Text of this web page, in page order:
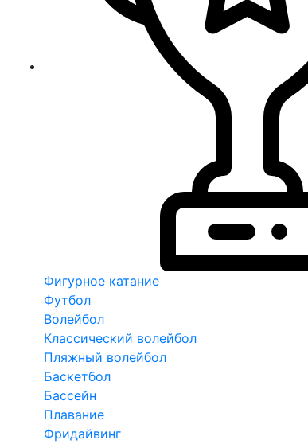
Фигурное катание
Футбол
Волейбол
Классический волейбол
Пляжный волейбол
Баскетбол
Бассейн
Плавание
Фридайвинг